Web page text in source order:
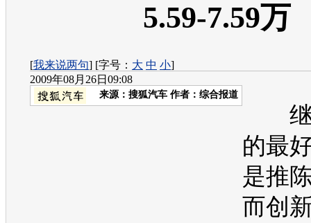
5.59-7.59万
[我来说两句] [字号： 大 中 小]
2009年08月26日09:08
来源： 搜狐汽车 作者：综合报道
继
的最
是推
而创